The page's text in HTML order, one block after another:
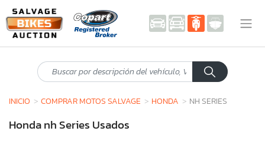
INICIO COMPRAR MOTOS SALVAGE HONDA NH SERIES
Honda nh Series Usados